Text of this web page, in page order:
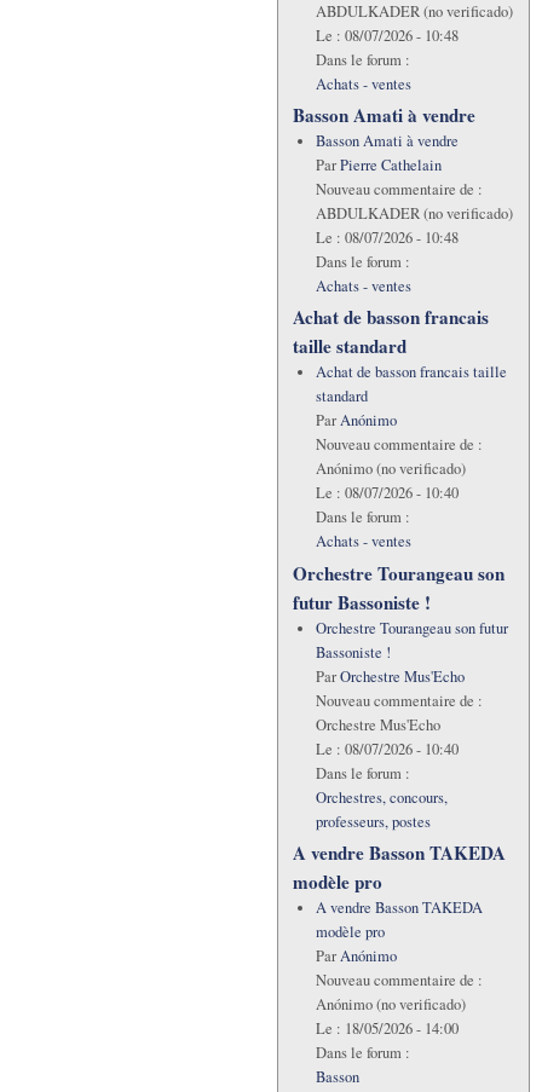
ABDULKADER (no verificado)
Le : 08/07/2026 - 10:48
Dans le forum :
Achats - ventes
Basson Amati à vendre
Basson Amati à vendre
ParPierre Cathelain
Nouveau commentaire de :
ABDULKADER (no verificado)
Le : 08/07/2026 - 10:48
Dans le forum :
Achats - ventes
Achat de basson francais
taille standard
Achat de basson francais taille
standard
ParAnónimo
Nouveau commentaire de :
Anónimo (no verificado)
Le : 08/07/2026 - 10:40
Dans le forum :
Achats - ventes
Orchestre Tourangeau son
futur Bassoniste !
Orchestre Tourangeau son futur
Bassoniste !
ParOrchestre Mus'Echo
Nouveau commentaire de :
Orchestre Mus'Echo
Le : 08/07/2026 - 10:40
Dans le forum :
Orchestres, concours,
professeurs, postes
A vendre Basson TAKEDA
modèle pro
A vendre Basson TAKEDA
modèle pro
ParAnónimo
Nouveau commentaire de :
Anónimo (no verificado)
Le : 18/05/2026 - 14:00
Dans le forum :
Basson